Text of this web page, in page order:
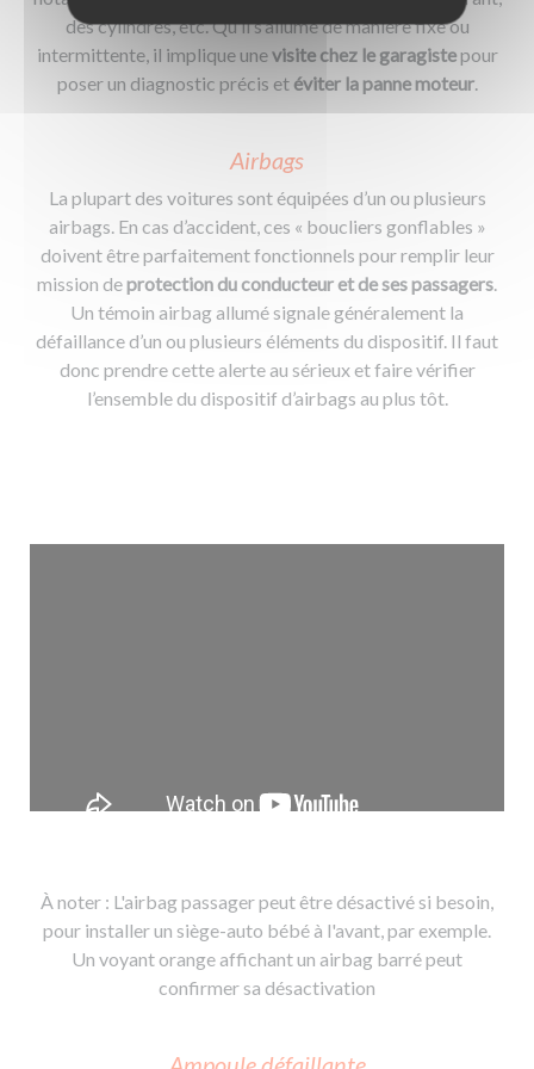
des cylindres, etc. Qu’il s’allume de manière fixe ou
intermittente, il implique unevisite chez le garagistepour
poser un diagnostic précis et éviter la panne moteur.
Airbags
La plupart des voitures sont équipées d’un ou plusieurs
airbags. En cas d’accident, ces « boucliers gonflables »
doivent être parfaitement fonctionnels pour remplir leur
mission deprotection du conducteur et de ses passagers.
Un témoin airbag allumé signale généralement la
défaillance d’un ou plusieurs éléments du dispositif. Il faut
donc prendre cette alerte au sérieux et faire vérifier
l’ensemble du dispositif d’airbags au plus tôt.
À noter : L'airbag passager peut être désactivé si besoin,
pour installer un siège-auto bébé à l'avant, par exemple.
Un voyant orange affichant un airbag barré peut
confirmer sa désactivation